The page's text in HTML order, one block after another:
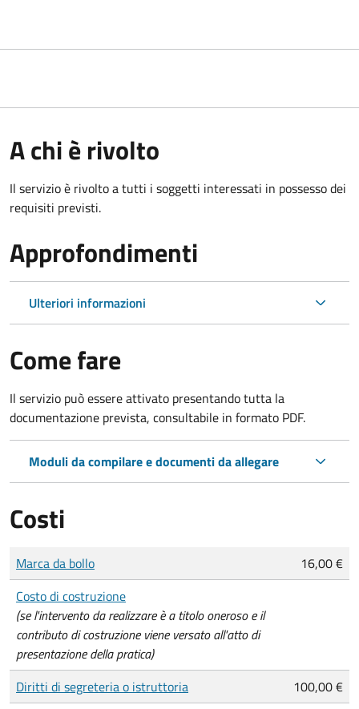
A chi è rivolto
Il servizio è rivolto a tutti i soggetti interessati in possesso dei
requisiti previsti.
Approfondimenti
Ulteriori informazioni
Come fare
Il servizio può essere attivato presentando tutta la
documentazione prevista, consultabile in formato PDF.
Moduli da compilare e documenti da allegare
Costi
Tipo di pagamento
Importo
Marca da bollo
16,00 €
Costo di costruzione
(se l'intervento da realizzare è a titolo oneroso e il
contributo di costruzione viene versato all'atto di
presentazione della pratica)
Diritti di segreteria o istruttoria
100,00 €